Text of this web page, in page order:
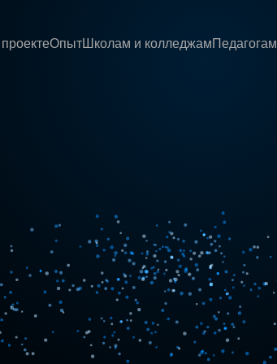
ОпытШколам и колледжамПедагогам